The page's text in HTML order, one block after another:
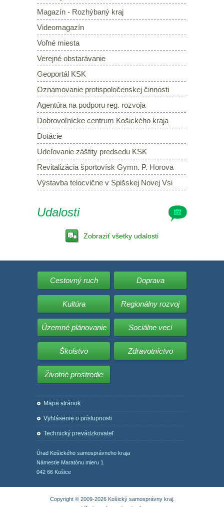
Magazín - Rozhýbaný kraj
Videomagazín
Voľné miesta
Verejné obstarávanie
Geoportál KSK
Oznamovanie protispoločenskej činnosti
Agentúra na podporu reg. rozvoja
Dobrovoľnícke centrum Košického kraja
Dotácie
Udeľovanie záštity predsedu KSK
Revitalizácia športovísk Gymn. P. Horova
Výstavba telocvične v Spišskej Novej Vsi
Udalosti
Zobraziť všetky udalosti
Cestovný ruch Doprava
Kultúra Regionálny rozvoj
Územné plánovanie Sociálne veci
Školstvo Zdravotníctvo
Životné prostredie
Mapa stránok
Vyhlásenie o prístupnosti
Technický prevádzkovateľ
Úrad Košického samosprávneho kraja
Námestie Maratónu mieru 1
042 66 Košice
Copyright © 2009-2026 Košický samosprávny kraj.